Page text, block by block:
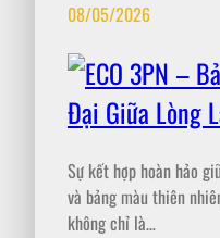
08/05/2026
Sự kết hợp hoàn hảo
và bảng màu thiên
không chỉ là…